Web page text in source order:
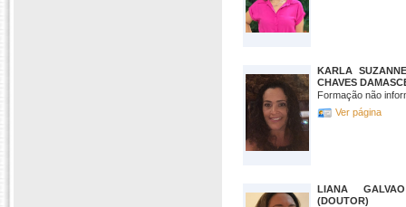
KARLA
CHAVES
Formação não
Ver página
LIANA
(DOUTOR)